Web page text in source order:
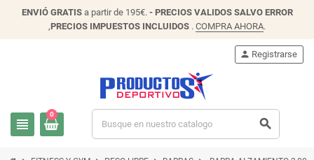
ENVIÓGRATISa partir de 195€. - PRECIOS VALIDOS SALVO ERROR
,PRECIOS IMPUESTOS INCLUIDOS . COMPRA AHORA.
view_headline
person Registrarse
0
search